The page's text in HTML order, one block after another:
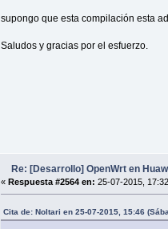
supongo que esta compilación esta
Saludos y gracias por el esfuerzo.
Re: [Desarrollo] OpenWrt en
«Respuesta #2564 en: 25-07-2015,
Cita de: Noltari en 25-07-2015, 15:46